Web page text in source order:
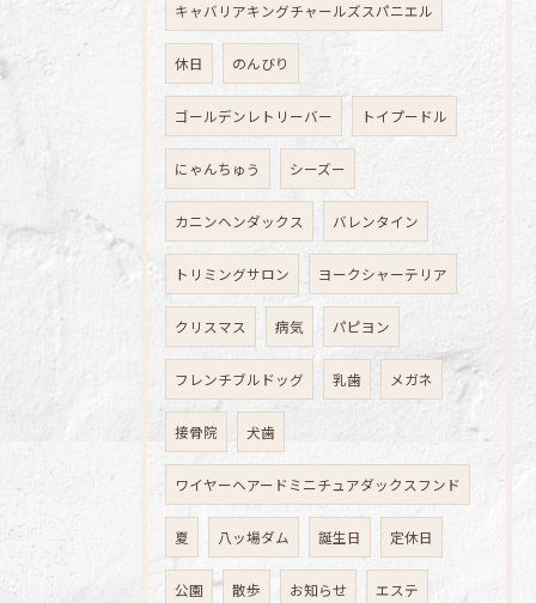
キャバリアキングチャールズスパニエル
休日 のんびり
ゴールデンレトリーバー トイプードル
にゃんちゅう シーズー
カニンヘンダックス バレンタイン
トリミングサロン ヨークシャーテリア
クリスマス 病気 パピヨン
フレンチブルドッグ 乳歯 メガネ
接骨院 犬歯
ワイヤーヘアードミニチュアダックスフンド
夏 八ッ場ダム 誕生日 定休日
公園 散歩 お知らせ エステ